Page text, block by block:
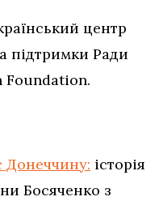
центр
підтримки Ради
Foundation.
Донеччину: історія
Босяченко з